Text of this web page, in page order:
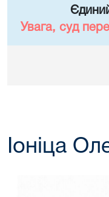
Увага, суд
Іоніца